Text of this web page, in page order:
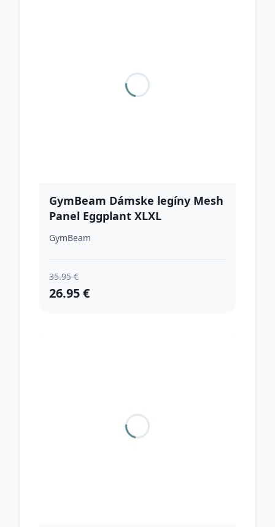
GymBeam Dámske legíny Mesh
Panel Eggplant XLXL
GymBeam
35.95 €
26.95 €